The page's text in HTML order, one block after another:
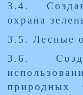
3.4.
охрана
3.5. Лесные
3.6.
природных